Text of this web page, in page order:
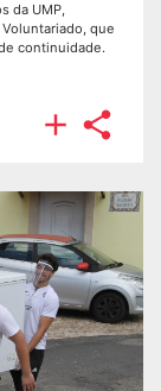
da UMP,
que
continuidade.
 